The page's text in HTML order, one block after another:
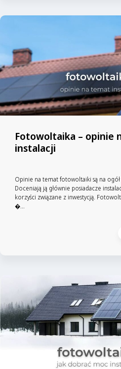
Fotowoltaika – opinie
instalacji
Opinie na temat fotowoltaiki są na
Doceniają ją głównie posiadacze
korzyści związane z inwestycją.
�...